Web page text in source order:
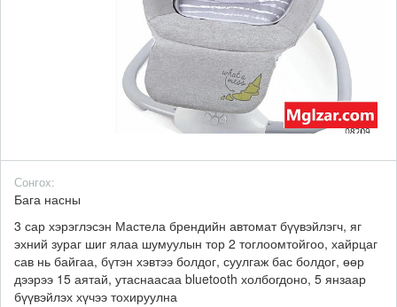
Сонгох:
Бага насны
3 сар хэрэглэсэн Мастела брендийн автомат бүүвэйлэгч, яг
эхний зураг шиг ялаа шумуулын тор 2 тоглоомтойгоо, хайрцаг
сав нь байгаа, бүтэн хэвтээ болдог, суулгаж бас болдог, өөр
дээрээ 15 аятай, утаснаасаа bluetooth холбогдоно, 5 янзаар
бүүвэйлэх хүчээ тохируулна